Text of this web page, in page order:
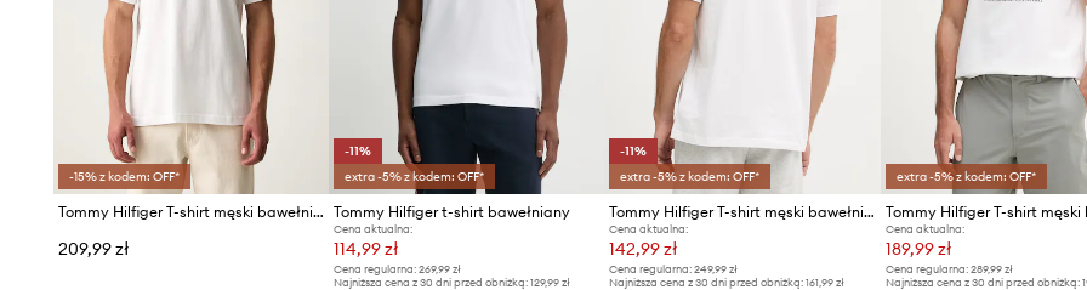
-15% z kodem: OFF*
Tommy Hilfiger T-shirt męski bawełniany
209,99 zł
-11%
extra -5% z kodem: OFF*
Tommy Hilfiger t-shirt bawełniany
Cena aktualna:
114,99 zł
Cena regularna:269,99 zł
Najniższa cena z 30 dni przed obniżką:129,99 zł
-11%
extra -5% z kodem: OFF*
Tommy Hilfiger T-shirt męski bawełniany
Cena aktualna:
142,99 zł
Cena regularna: 249,99 zł
Najniższa cena z 30 dni przed obniżką: 161,99 zł
extra -5% z kodem: OFF*
Cena aktualna:
189,99 zł
Cena regularna: 289,99 zł
Najniższa cena z 30 dni przed obniżką: